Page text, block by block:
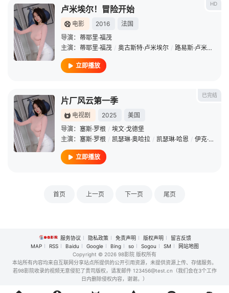
HD
卢米埃尔！冒险开始
电影 2016
法国
导演： 蒂耶里·福茂
主演： 蒂耶里·福茂 / 奥古斯特·卢米埃尔 / 路易斯·卢米埃尔
立即播放
已完结
片厂风云第一季
电视剧 2025
美国
导演： 塞斯·罗根 / 埃文·戈德堡
主演： 塞斯·罗根 / 凯瑟琳·奥哈拉 / 凯瑟琳·哈恩 / 伊克·巴里霍尔兹
立即播放
首页 上一页 下一页 尾页
服务协议 隐私政策 免责声明 版权声明
留言反馈
MAP
RSS Baidu Google Bing so Sogou SM
网站地图
Copyright © 2026 98影院 版权所有
本站所有内容均来自互联网分享站点所提供的公开引用资源，未提供资源上传、存储服务。
若98影院收录的视频无意侵犯了贵司版权，请发邮件 123456@test.cn（我们会在3个工作
日内删除侵权内容，谢谢。）